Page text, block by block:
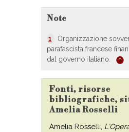
Note
1
Organizzazione
parafascista francese
dal governo italiano.
Fonti, risorse
bibliografiche,
Amelia Rosselli
Amelia Rosselli,